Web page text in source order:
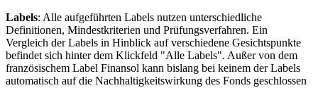
Labels: Alle aufgeführten Labels nutzen unterschiedliche
Definitionen, Mindestkriterien und Prüfungsverfahren. Ein
Vergleich der Labels in Hinblick auf verschiedene Gesichtspunkte
befindet sich hinter dem Klickfeld "Alle Labels". Außer von dem
französischem Label Finansol kann bislang bei keinem der Labels
automatisch auf die Nachhaltigkeitswirkung des Fonds geschlossen